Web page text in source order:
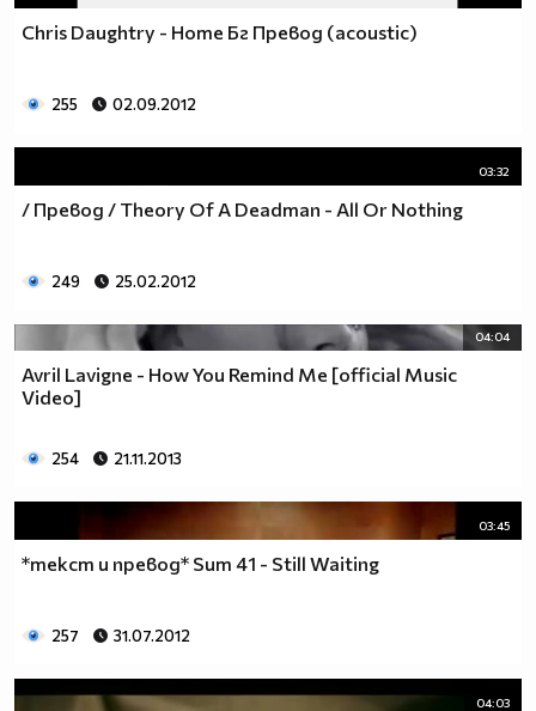
Chris Daughtry - Home Бг Превод (acoustic)
255 02.09.2012
03:32
/ Превод / Theory Of A Deadman - All Or Nothing
249 25.02.2012
04:04
Avril Lavigne - How You Remind Me [official Music
Video]
254 21.11.2013
03:45
*текст и превод* Sum 41 - Still Waiting
257 31.07.2012
04:03